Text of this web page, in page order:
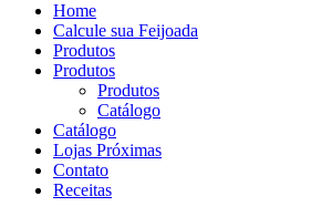
Home
Calcule sua Feijoada
Produtos
Produtos
Produtos
Catálogo
Catálogo
Lojas Próximas
Contato
Receitas